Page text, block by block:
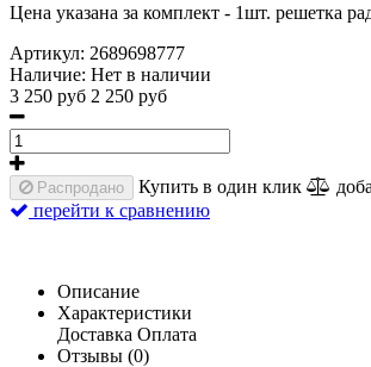
Цена указана за комплект - 1шт. решетка
Артикул: 2689698777
Наличие: Нет в наличии
3 250 руб 2 250 руб
Распродано Купить в один клик
перейти к сравнению
Описание
Характеристики
Доставка Оплата
Отзывы (0)